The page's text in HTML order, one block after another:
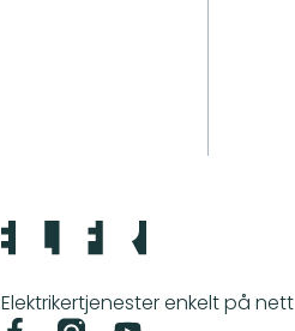
Elektrikertjenester enkelt på nett